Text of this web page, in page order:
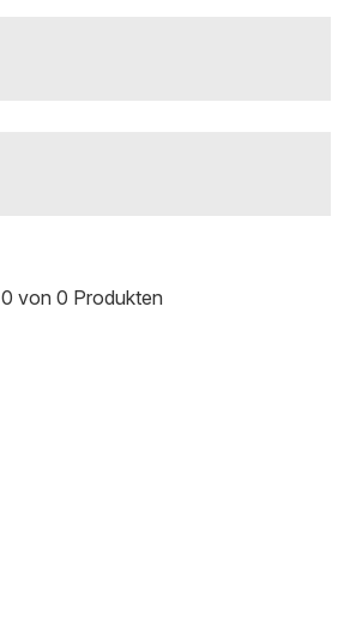
0 von 0 Produkten